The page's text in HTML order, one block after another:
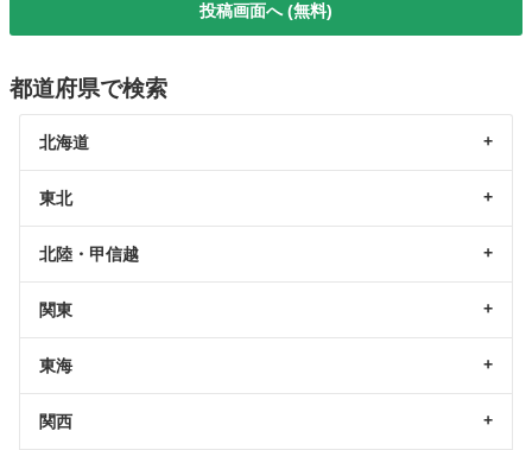
投稿画面へ (無料)
都道府県で検索
北海道
東北
北陸・甲信越
関東
東海
関西